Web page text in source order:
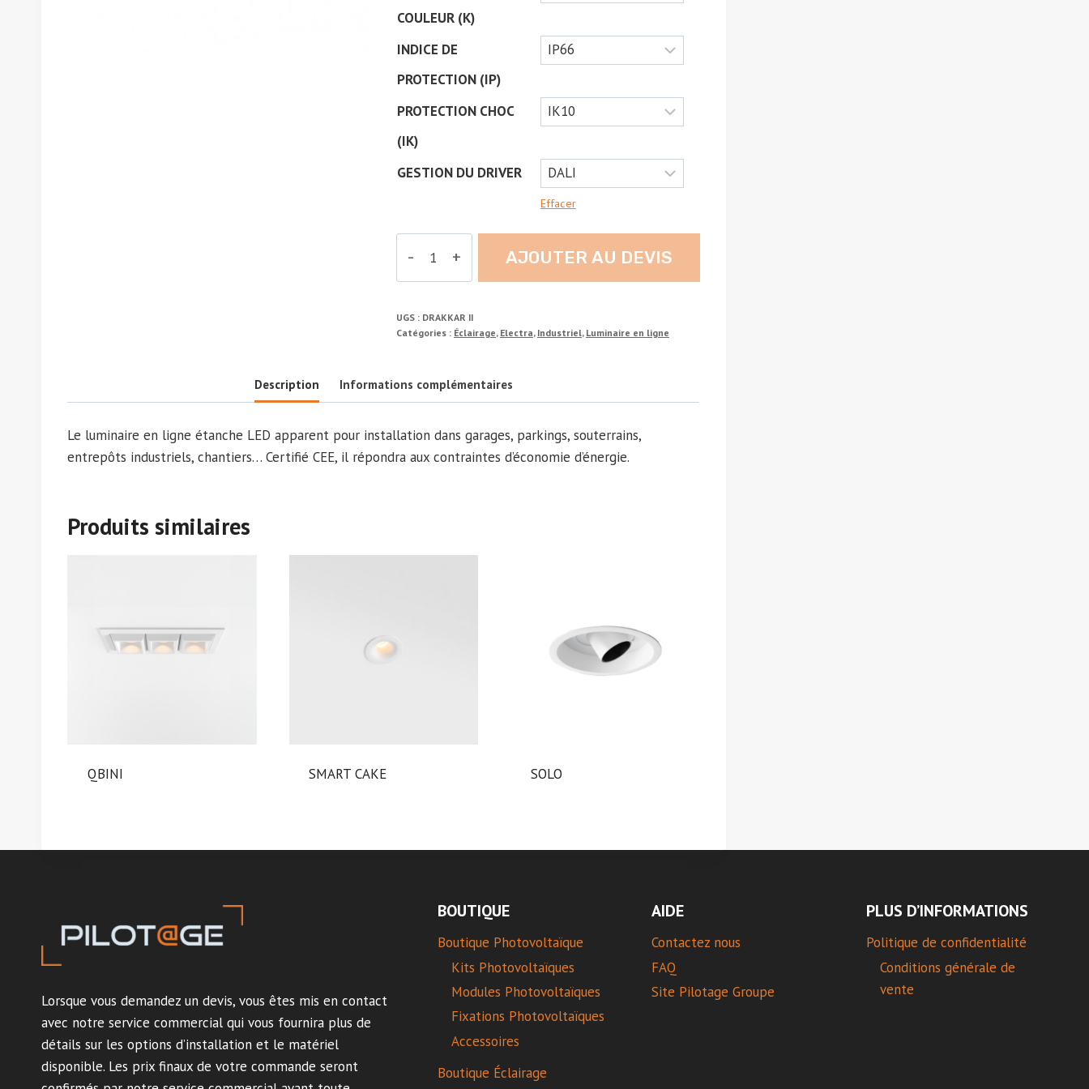
COULEUR (K)
INDICE DE
PROTECTION (IP)
PROTECTION CHOC
(IK)
GESTION DU DRIVER
Effacer
DRAKKAR
AJOUTER AU DEVIS
UGS : DRAKKAR II
Catégories : Éclairage, Electra, Industriel, Luminaire en ligne
Description Informations complémentaires
Le luminaire en ligne étanche LED apparent pour installation dans garages, parkings, souterrains,
entrepôts industriels, chantiers… Certifié CEE, il répondra aux contraintes d’économie d’énergie.
Produits similaires
QBINI SMART CAKE SOLO
Lorsque vous demandez un devis, vous êtes mis en contact
avec notre service commercial qui vous fournira plus de
détails sur les options d’installation et le matériel
disponible. Les prix finaux de votre commande seront
BOUTIQUE
Boutique Photovoltaïque
Kits Photovoltaïques
Modules Photovoltaïques
Fixations Photovoltaïques
Accessoires
Boutique Éclairage
AIDE
Contactez nous
FAQ
Site Pilotage Groupe
PLUS D’INFORMATIONS
Politique de confidentialité
Conditions générale de
vente